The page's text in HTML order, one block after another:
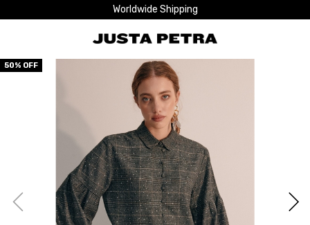
Worldwide Shipping
50% OFF